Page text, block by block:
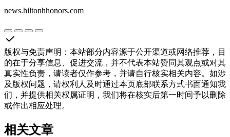
news.hiltonhhonors.com
版权与免责声明 ： 本站部分内容源于公开渠道或网络推荐，目
的在于分享信息、促进交流，并不代表本站赞同其观点或对其
真实性负责，请读者仅作参考，并请自行核实相关内容。如涉
及版权问题，请权利人及时通过本页底部联系方式书面通知我
们，并提供相关权属证明，我们将在核实后第一时间予以删除
或作出相应处理。
相关文章